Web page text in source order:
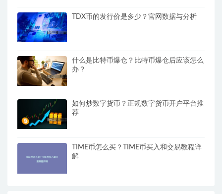
TDX币的发行价是多少？官网数据与分析
什么是比特币爆仓？比特币爆仓后应该怎么
办？
如何炒数字货币？正规数字货币开户平台推
荐
TIME币怎么买？TIME币买入和交易教程详
解